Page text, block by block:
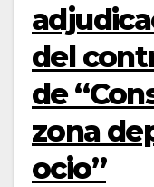
del
de
zona
ocio”